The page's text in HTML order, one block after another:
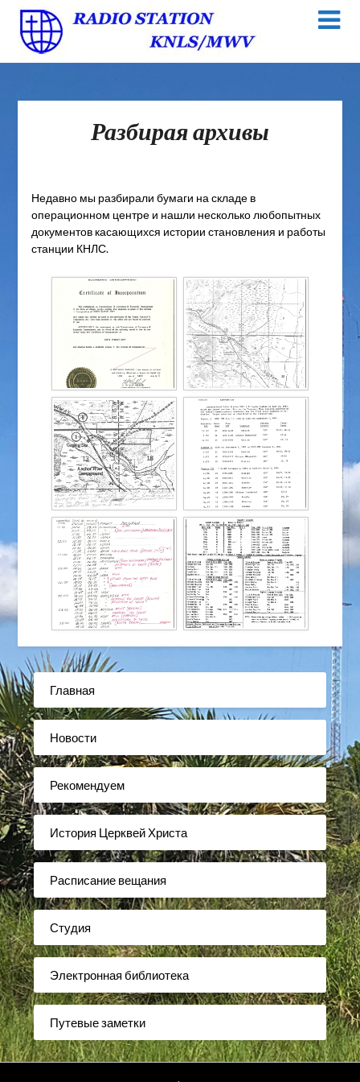
Разбирая архивы
Недавно мы разбирали бумаги на складе в
операционном центре и нашли несколько любопытных
документов касающихся истории становления и работы
станции КНЛС.
Главная
Новости
Рекомендуем
История Церквей Христа
Расписание вещания
Студия
Электронная библиотека
Путевые заметки